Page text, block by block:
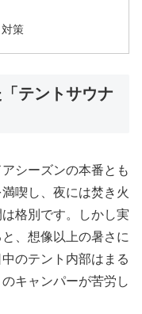
策
テントサウナ
シーズンの本番とも
喫し、夜には焚き火
格別です。しかし実
、想像以上の暑さに
のテント内部はまる
キャンパーが苦労し